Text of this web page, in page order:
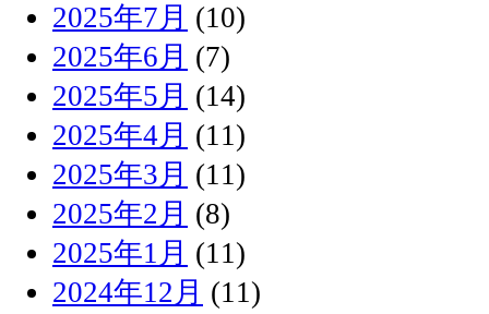
2025年7月 (10)
2025年6月 (7)
2025年5月 (14)
2025年4月 (11)
2025年3月 (11)
2025年2月 (8)
2025年1月 (11)
2024年12月 (11)